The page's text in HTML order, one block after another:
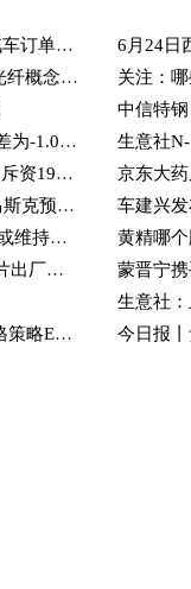
每日热讯!里昂：端午节期间内地汽车订单反弹惟需求仍弱 新政策对刺激需求作用有限
6月24日通鼎互联涨停：光通信，光纤概念，5G概念热股 今日观点
关注：
生意社无缝管6月23日均线下穿 均差为-1.00元/吨-当前热门
每日快报!灵宝黄金(03330)6月23日斥资199.24万港元回购15.22万股
凯文·凯利：AI只是裁员的借口，马斯克预测一点都不准
热消息：安粮期货：短期焦煤焦炭或维持震荡下行格局
PriceSeek提醒：PA6常规纺有光切片出厂报价下调
蒙晋宁
每日播报!【ETF观察】6月22日风格策略ETF净流入10亿元